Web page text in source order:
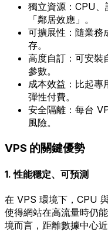
獨立資源：CPU
「鄰居效應」。
可擴展性：隨業務
存。
高度自訂：可安裝
參數。
成本效益：比起專
彈性付費。
安全隔離：每台
風險。
VPS 的關鍵優勢
1. 性能穩定、可預測
在 VPS 環境下，CPU
使得網站在高流量時仍
境而言，距離數據中心